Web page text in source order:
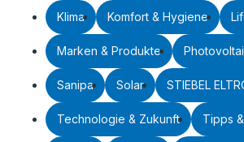
Klima Komfort & Hygiene
Marken & Produkte
Sanipa Solar STIEBEL
Technologie & Zukunft Tipps